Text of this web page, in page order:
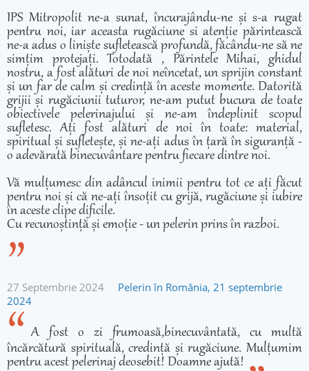
IPS Mitropolit ne-a sunat, încurajându-ne și s-a rugat
pentru noi, iar aceasta rugăciune si atenție părintească
ne-a adus o liniște sufletească profundă, făcându-ne să ne
simțim protejați. Totodată , Părintele Mihai, ghidul
nostru, a fost alături de noi neîncetat, un sprijin constant
și un far de calm și credință în aceste momente. Datorită
grijii și rugăciunii tuturor, ne-am putut bucura de toate
obiectivele pelerinajului și ne-am îndeplinit scopul
sufletesc. Ați fost alături de noi în toate: material,
spiritual și sufletește, și ne-ați adus în țară în siguranță -
o adevărată binecuvântare pentru fiecare dintre noi.
Vă mulțumesc din adâncul inimii pentru tot ce ați făcut
pentru noi și că ne-ați însoțit cu grijă, rugăciune și iubire
în aceste clipe dificile.
Cu recunoștință și emoție - un pelerin prins în razboi.
27 Septembrie 2024
Pelerin în România, 21 septembrie
2024
A fost o zi frumoasă,binecuvântată, cu multă
încărcătură spirituală, credință și rugăciune. Mulțumim
pentru acest pelerinaj deosebit! Doamne ajută!